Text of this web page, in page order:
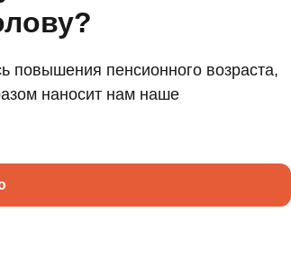
повышения пенсионного возраста,
наносит нам наше